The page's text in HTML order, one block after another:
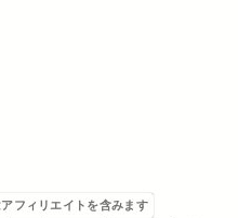
フィリエイトを含みます